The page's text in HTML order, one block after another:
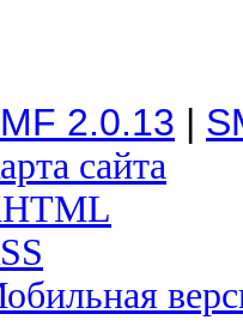
2.0.13 |
сайта